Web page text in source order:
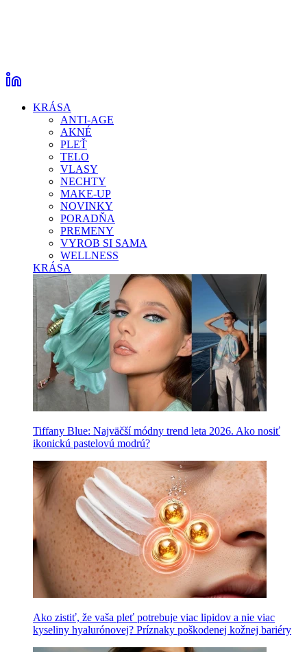
KRÁSA
ANTI-AGE
AKNÉ
PLEŤ
TELO
VLASY
NECHTY
MAKE-UP
NOVINKY
PORADŇA
PREMENY
VYROB SI SAMA
WELLNESS
KRÁSA
Tiffany Blue: Najväčší módny trend leta 2026. Ako nosiť
ikonickú pastelovú modrú?
Ako zistiť, že vaša pleť potrebuje viac lipidov a nie viac
kyseliny hyalurónovej? Príznaky poškodenej kožnej bariéry